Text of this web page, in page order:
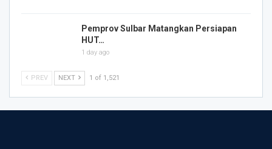
Pemprov Sulbar Matangkan Persiapan
HUT…
1 day ago
PREV NEXT 1 of 1,521